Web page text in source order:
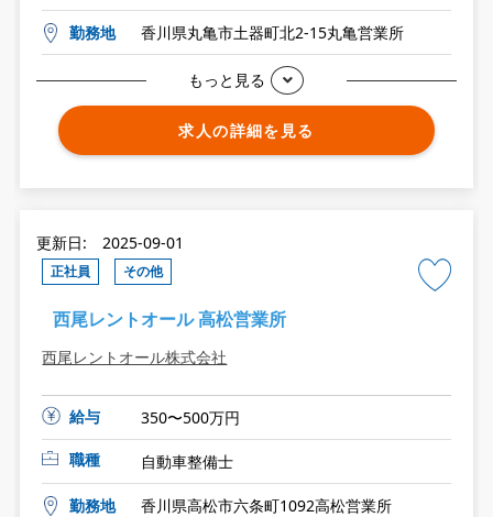
勤務地 香川県丸亀市土器町北2-15丸亀営業所
もっと見る
求人の詳細を見る
更新日: 2025-09-01
正社員 その他
西尾レントオール 高松営業所
西尾レントオール株式会社
給与
350〜500万円
職種
自動車整備士
勤務地 香川県高松市六条町1092高松営業所